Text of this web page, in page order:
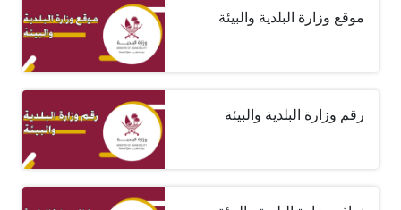
موقع وزارة البلدية والبيئة
رقم وزارة البلدية والبيئة